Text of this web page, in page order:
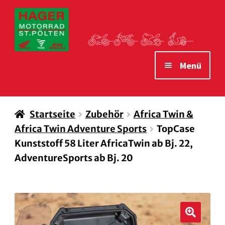
Zur
Navigation
springen
Zum
Inhalt
springen
Menü
STARTSEITE
MOTORRÄDER
VERLEIH MOTORRÄDER
ZUBEHÖR
ÖFFNUNGSZEITEN
Startseite Zubehör
Africa Twin &
Africa Twin Adventure Sports
TopCase
Kunststoff 58 Liter AfricaTwin ab Bj. 22,
AdventureSports ab Bj. 20